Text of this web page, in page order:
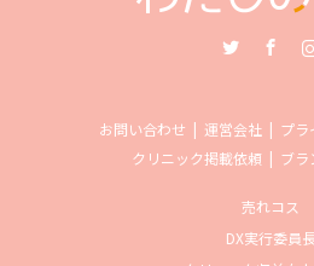
お問い合わせ 運営会社
プラ
クリニック掲載依頼
ブラ
売れコス
DX実行委員